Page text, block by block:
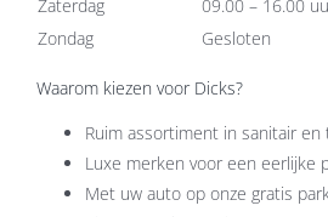
Zaterdag
09.00 – 16.00
Zondag
Gesloten
Waarom kiezen voor Dicks?
Ruim assortiment in sanitair en
Luxe merken voor een eerlijke
Met uw auto op onze gratis